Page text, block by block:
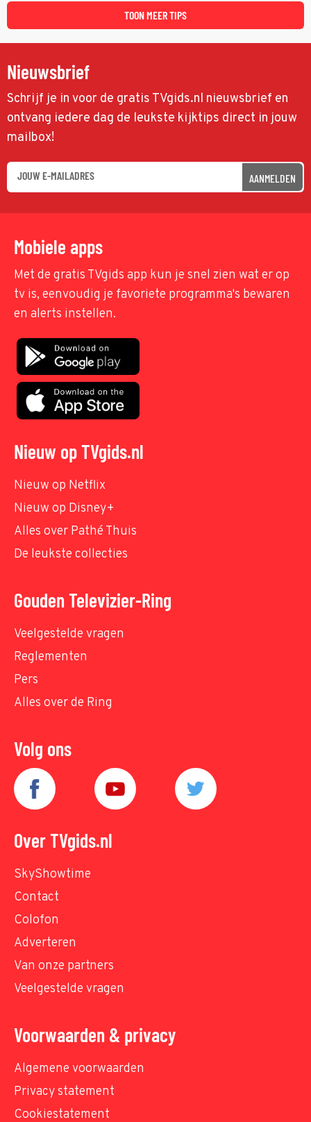
TOON MEER TIPS
Nieuwsbrief
Schrijf je in voor de gratis TVgids.nl nieuwsbrief en
ontvang iedere dag de leukste kijktips direct in jouw
mailbox!
AANMELDEN
Mobiele apps
Met de gratis TVgids app kun je snel zien wat er op
tv is, eenvoudig je favoriete programma's bewaren
en alerts instellen.
Nieuw op TVgids.nl
Nieuw op Netflix
Nieuw op Disney+
Alles over Pathé Thuis
De leukste collecties
Gouden Televizier-Ring
Veelgestelde vragen
Reglementen
Pers
Alles over de Ring
Volg ons
Over TVgids.nl
SkyShowtime
Contact
Colofon
Adverteren
Van onze partners
Veelgestelde vragen
Voorwaarden & privacy
Algemene voorwaarden
Privacy statement
Cookiestatement